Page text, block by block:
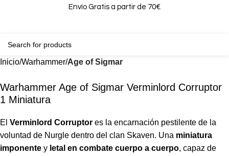
Envío Gratis a partir de 70€
Inicio Warhammer Age of Sigmar
Warhammer Age of Sigmar Verminlord Corruptor
1 Miniatura
El Verminlord Corruptor es la encarnación pestilente de la
voluntad de Nurgle dentro del clan Skaven. Una miniatura
imponente y letal en combate cuerpo a cuerpo, capaz de